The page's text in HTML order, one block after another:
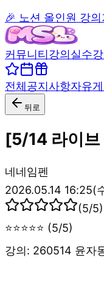
🎉 노션 올인원 강
커뮤니티강의실수
전체공지사항자유
뒤로
[5/14 라이
네네임펜
2026.05.14 16:25(
(5/5)
⭐⭐⭐⭐⭐ (5/5)
강의: 260514 윤자